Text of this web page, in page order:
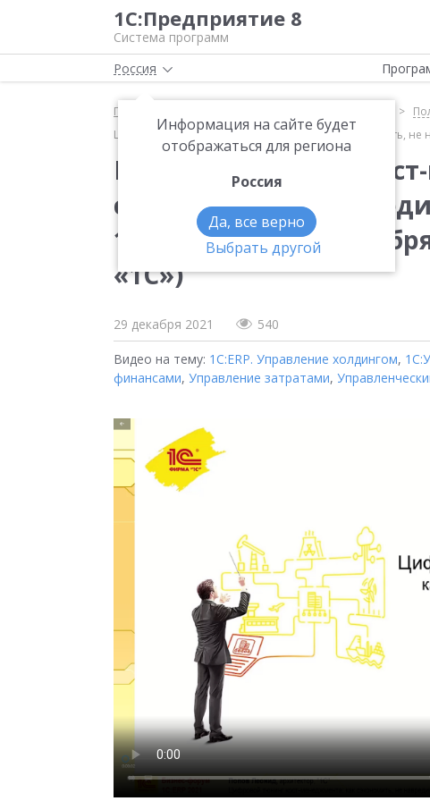
1С:Предприятие 8
Система программ
Россия
Информация на сайте будет
отображаться для региона
Россия
Да, все верно
Выбрать другой
Главная
Цифровой тюнинг кост-менеджмента: как сэкономить, не
Цифровой тюнинг
сэкономить, не
1С:ERP онлайн 17
«1С»)
29 декабря 2021 540
Видео на тему: 1С:ERP. Управление холдингом,
финансами, Управление затратами,